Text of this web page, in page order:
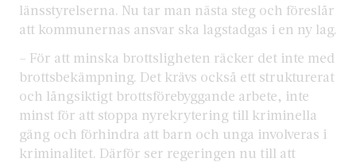
länsstyrelserna. Nu tar man nästa steg och föreslår
att kommunernas ansvar ska lagstadgas i en ny lag.
– För att minska brottsligheten räcker det inte med
brottsbekämpning. Det krävs också ett strukturerat
och långsiktigt brottsförebyggande arbete, inte
minst för att stoppa nyrekrytering till kriminella
gäng och förhindra att barn och unga involveras i
kriminalitet. Därför ser regeringen nu till att